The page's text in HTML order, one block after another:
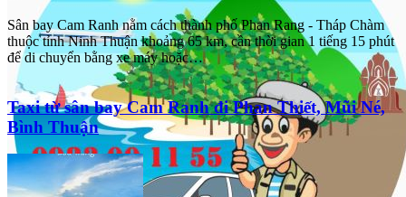
Sân bay Cam Ranh nằm cách thành phố Phan Rang - Tháp Chàm
thuộc tỉnh Ninh Thuận khoảng 65 km, cần thời gian 1 tiếng 15 phút
để di chuyển bằng xe máy hoặc…
Taxi từ sân bay Cam Ranh đi Phan Thiết, Mũi Né,
Bình Thuận